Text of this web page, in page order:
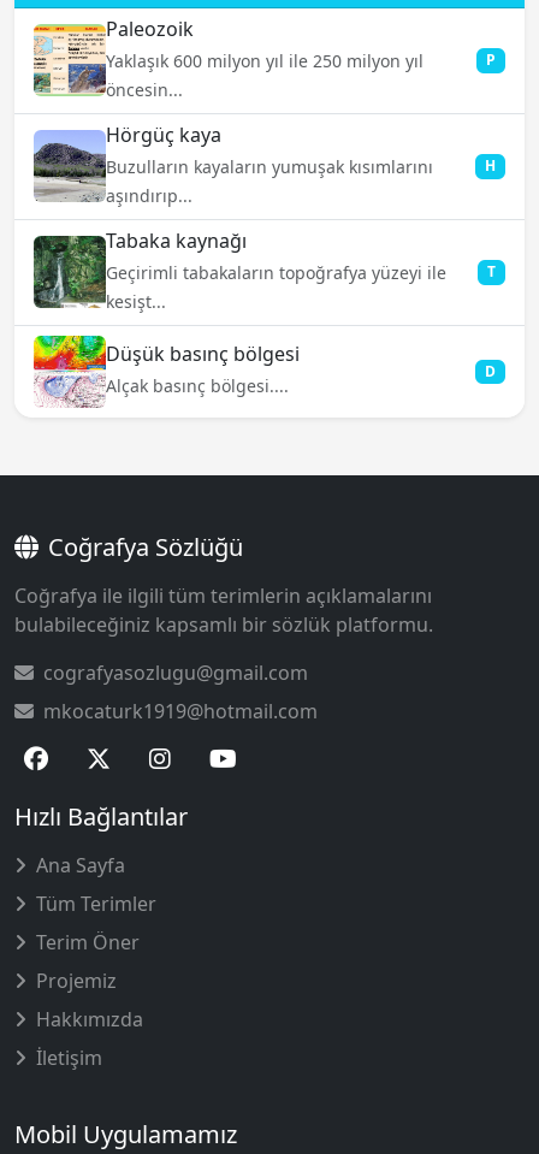
Paleozoik
Yaklaşık 600 milyon yıl ile 250 milyon yıl
öncesin...
P
Hörgüç kaya
Buzulların kayaların yumuşak kısımlarını
aşındırıp...
H
Tabaka kaynağı
Geçirimli tabakaların topoğrafya yüzeyi ile
kesişt...
T
Düşük basınç bölgesi
Alçak basınç bölgesi....
D
Coğrafya Sözlüğü
Coğrafya ile ilgili tüm terimlerin açıklamalarını
bulabileceğiniz kapsamlı bir sözlük platformu.
cografyasozlugu@gmail.com
mkocaturk1919@hotmail.com
Hızlı Bağlantılar
Ana Sayfa
Tüm Terimler
Terim Öner
Projemiz
Hakkımızda
İletişim
Mobil Uygulamamız